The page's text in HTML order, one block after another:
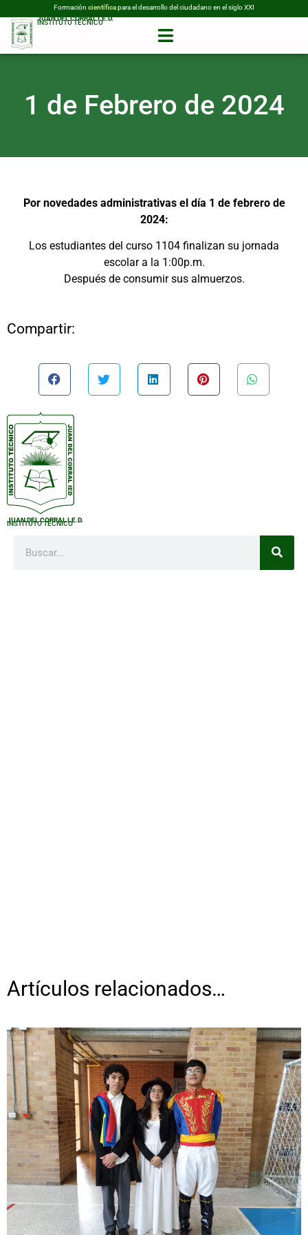
Formacióntecnológicapara el desarrollo del ciudadano en el siglo XXI
INSTITUTO TÉCNICO
JUAN DEL CORRAL I.E.D.
1 de Febrero de 2024
Por novedades administrativas el día 1 de febrero de
2024:
Los estudiantes del curso 1104 finalizan su jornada
escolar a la 1:00p.m.
Después de consumir sus almuerzos.
Compartir:
INSTITUTO TÉCNICO
JUAN DEL CORRAL I.E.D.
Artículos relacionados…